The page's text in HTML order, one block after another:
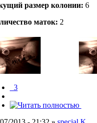
размер кoлонии: 6
маток: 2
_3